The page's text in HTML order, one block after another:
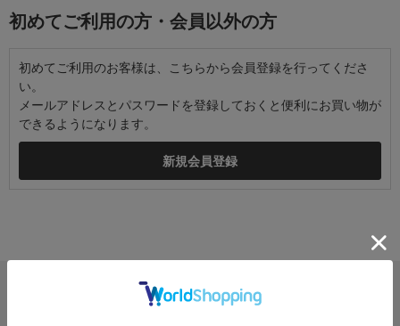
初めてご利用の方・会員以外の方
初めてご利用のお客様は、こちらから会員登録を行ってくださ
い。
メールアドレスとパスワードを登録しておくと便利にお買い物が
できるようになります。